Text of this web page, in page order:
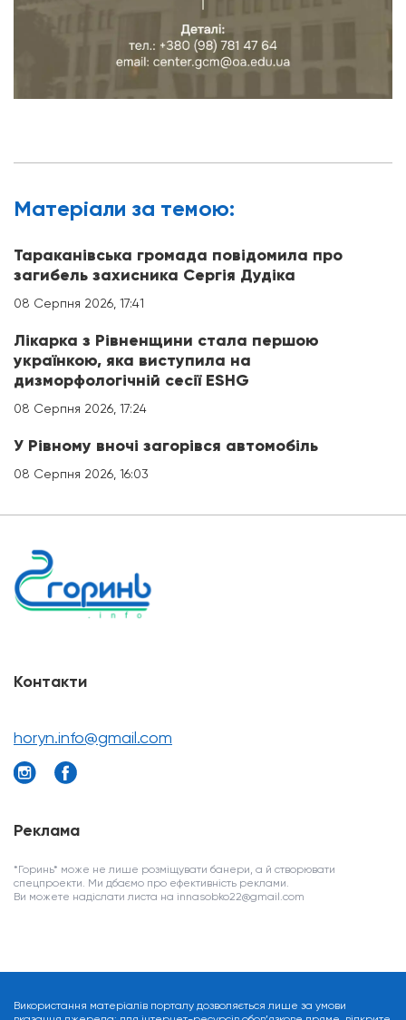
Матерiали за темою:
Тараканівська громада повідомила про
загибель захисника Сергія Дудіка
08 Серпня 2026, 17:41
Лікарка з Рівненщини стала першою
українкою, яка виступила на
дизморфологічній сесії ESHG
08 Серпня 2026, 17:24
У Рівному вночі загорівся автомобіль
08 Серпня 2026, 16:03
Контакти
horyn.info@gmail.com
Реклама
*Горинь* може не лише розміщувати банери, а й створювати
спецпроекти. Ми дбаємо про ефективність реклами.
Ви можете надіслати листа на innasobko22@gmail.com
Використання матеріалів порталу дозволяється лише за умови